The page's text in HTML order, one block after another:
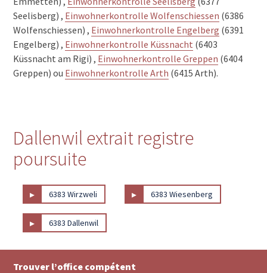
Seelisberg) , Einwohnerkontrolle Wolfenschiessen (6386
Wolfenschiessen) , Einwohnerkontrolle Engelberg (6391
Engelberg) , Einwohnerkontrolle Küssnacht (6403
Küssnacht am Rigi) , Einwohnerkontrolle Greppen (6404
Greppen) ou Einwohnerkontrolle Arth (6415 Arth).
Dallenwil extrait registre
poursuite
▸ 6383 Wirzweli ▸ 6383 Wiesenberg
▸ 6383 Dallenwil
Trouver l’office compétent